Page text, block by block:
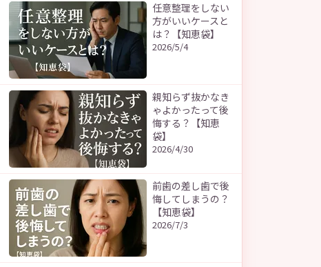
任意整理をしない
方がいいケースと
は？【知恵袋】
2026/5/4
親知らず抜かなき
ゃよかったって後
悔する？【知恵
袋】
2026/4/30
前歯の差し歯で後
悔してしまうの？
【知恵袋】
2026/7/3